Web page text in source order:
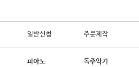
일반신청 주문제작
피아노
독주악기